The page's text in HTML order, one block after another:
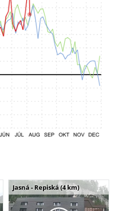
Jasná - Repiská (4 km)